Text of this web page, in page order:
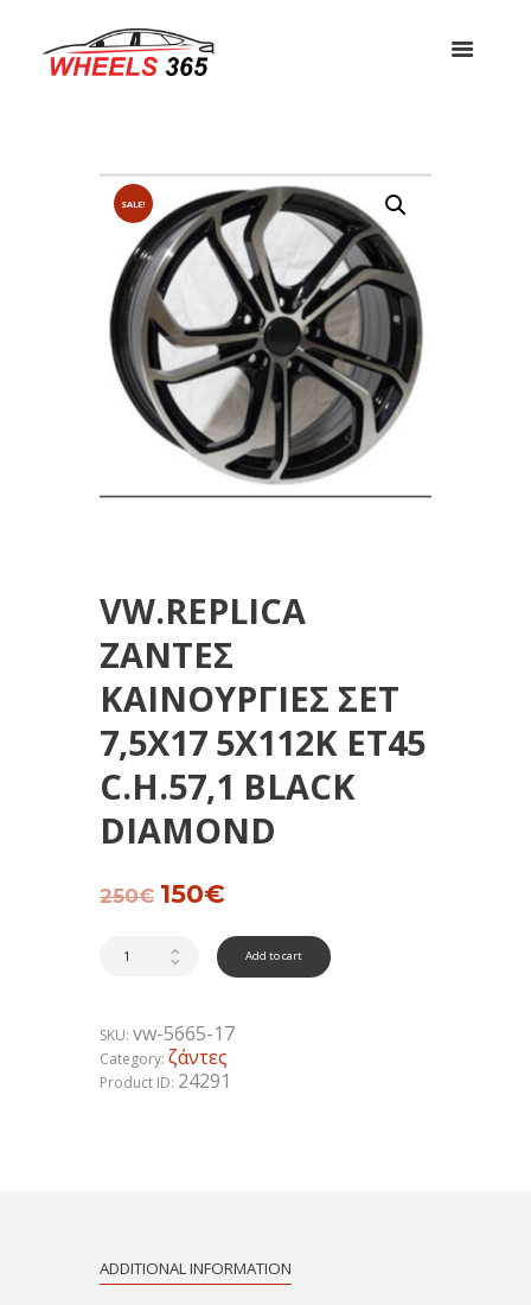
SALE!
VW.REPLICA
ΖΑΝΤΕΣ
ΚΑΙΝΟΥΡΓΙΕΣ ΣΕΤ
7,5Χ17 5Χ112Κ ΕΤ45
C.H.57,1 ΒLACK
DIAMOND
250€ Original
250€.
150€Current
is:
150€.
Add to cart
SKU: vw-5665-17
Category: ζάντες
Product ID: 24291
ADDITIONAL INFORMATION